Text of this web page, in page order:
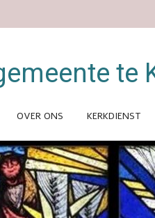
te
OVER ONS KERKDIENST